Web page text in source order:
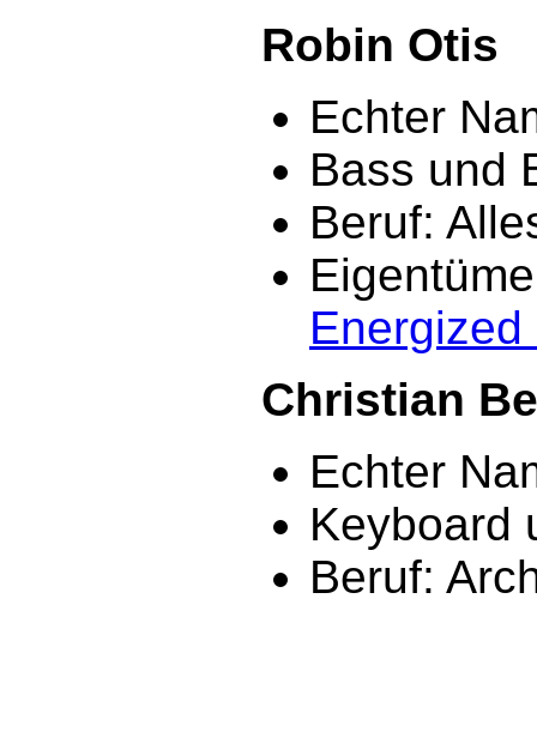
Robin Otis
Echter
Bass und
Beruf:
Christian
Echter
Keyboard
Beruf: